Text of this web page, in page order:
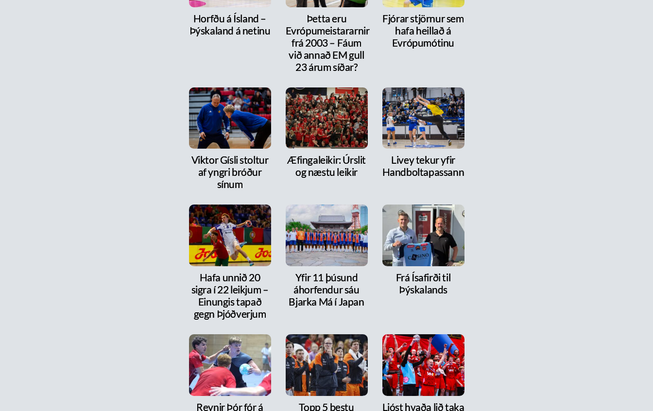
Horfðu á Ísland –
Þýskaland á netinu
Þetta eru
Evrópumeistararnir
frá 2003 – Fáum
við annað EM gull
23 árum síðar?
Fjórar stjörnur sem
hafa heillað á
Evrópumótinu
Viktor Gísli stoltur
af yngri bróður
sínum
Æfingaleikir: Úrslit
og næstu leikir
Livey tekur yfir
Handboltapassann
Hafa unnið 20
sigra í 22 leikjum –
Einungis tapað
gegn Þjóðverjum
Yfir 11 þúsund
áhorfendur sáu
Bjarka Má í Japan
Frá Ísafirði til
Þýskalands
Reynir Þór fór á Topp 5 bestu Ljóst hvaða lið taka